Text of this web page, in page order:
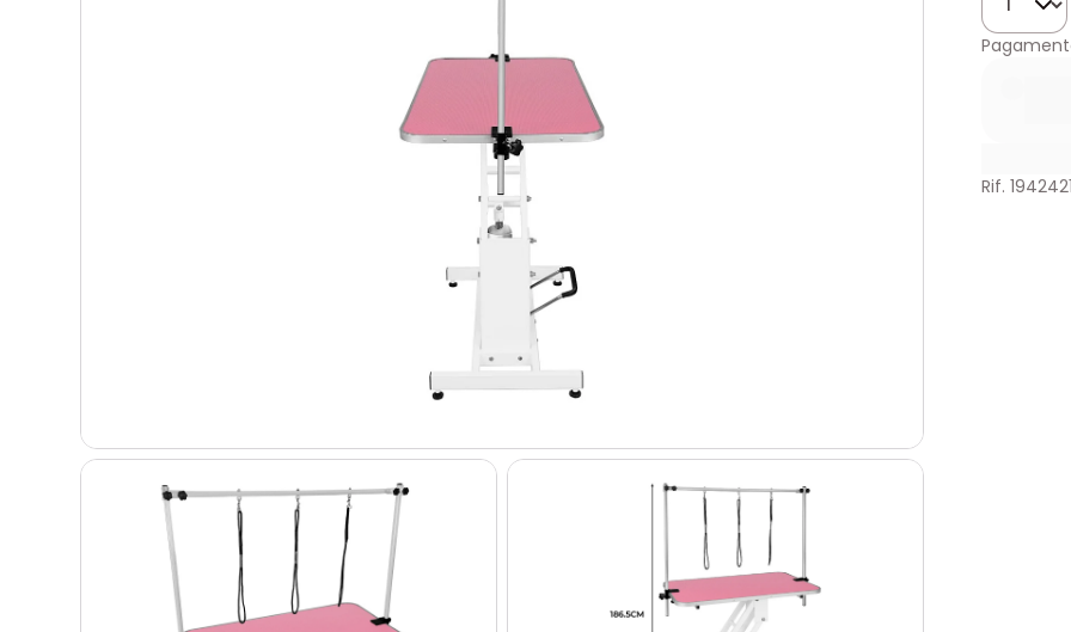
Rif.